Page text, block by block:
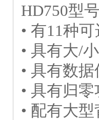
HD750型
• 有11种
• 具有大/
• 具有数
• 具有归
• 配有大